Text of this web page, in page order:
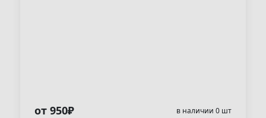
от 950₽ в наличии 0 шт